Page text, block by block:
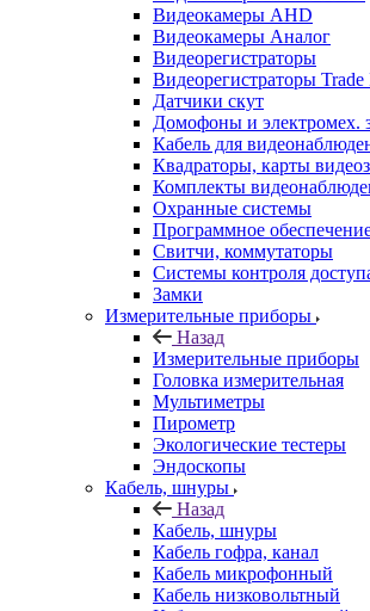
Видеокамеры AHD
Видеокамеры Аналог
Видеорегистраторы
Видеорегистраторы Trade
Датчики скут
Домофоны и электромех.
Кабель для
Квадраторы, карты
Комплекты
Охранные системы
Программное
Свитчи, коммутаторы
Системы контроля
Замки
Измерительные приборы
Назад
Измерительные приборы
Головка измерительная
Мультиметры
Пирометр
Экологические тестеры
Эндоскопы
Кабель, шнуры
Назад
Кабель, шнуры
Кабель гофра, канал
Кабель микрофонный
Кабель низковольтный